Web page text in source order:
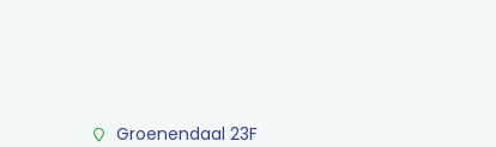
Groenendaal 23F